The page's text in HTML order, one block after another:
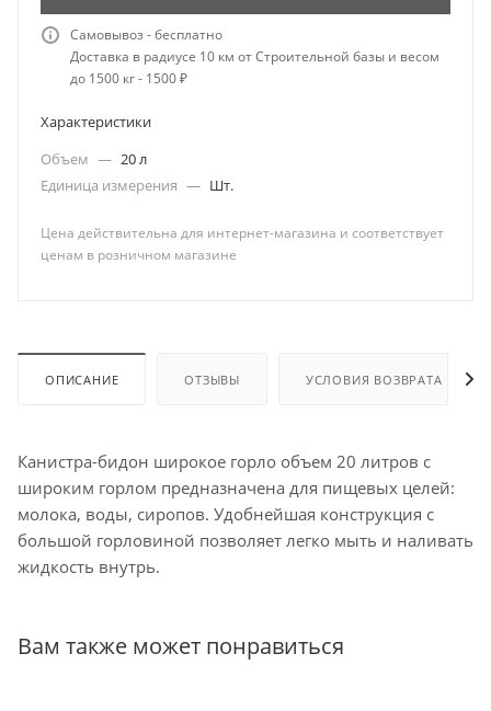
Самовывоз - бесплатно
Доставка в радиусе 10 км от Строительной базы и весом
до 1500 кг - 1500 ₽
Характеристики
Объем — 20 л
Единица измерения — Шт.
Цена действительна для интернет-магазина и соответствует
ценам в розничном магазине
ОПИСАНИЕ ОТЗЫВЫ УСЛОВИЯ ВОЗВРАТА
Канистра-бидон широкое горло объем 20 литров с
широким горлом предназначена для пищевых целей:
молока, воды, сиропов. Удобнейшая конструкция с
большой горловиной позволяет легко мыть и наливать
жидкость внутрь.
Вам также может понравиться